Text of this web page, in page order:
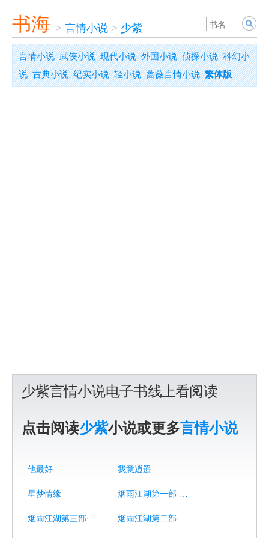
书海 > 言情小说 > 少紫
言情小说 武侠小说 现代小说 外国小说 侦探小说 科幻小
说 古典小说 纪实小说 轻小说 蔷薇言情小说 繁体版
少紫言情小说电子书线上看阅读
点击阅读少紫小说或更多言情小说
他最好 我意逍遥
星梦情缘